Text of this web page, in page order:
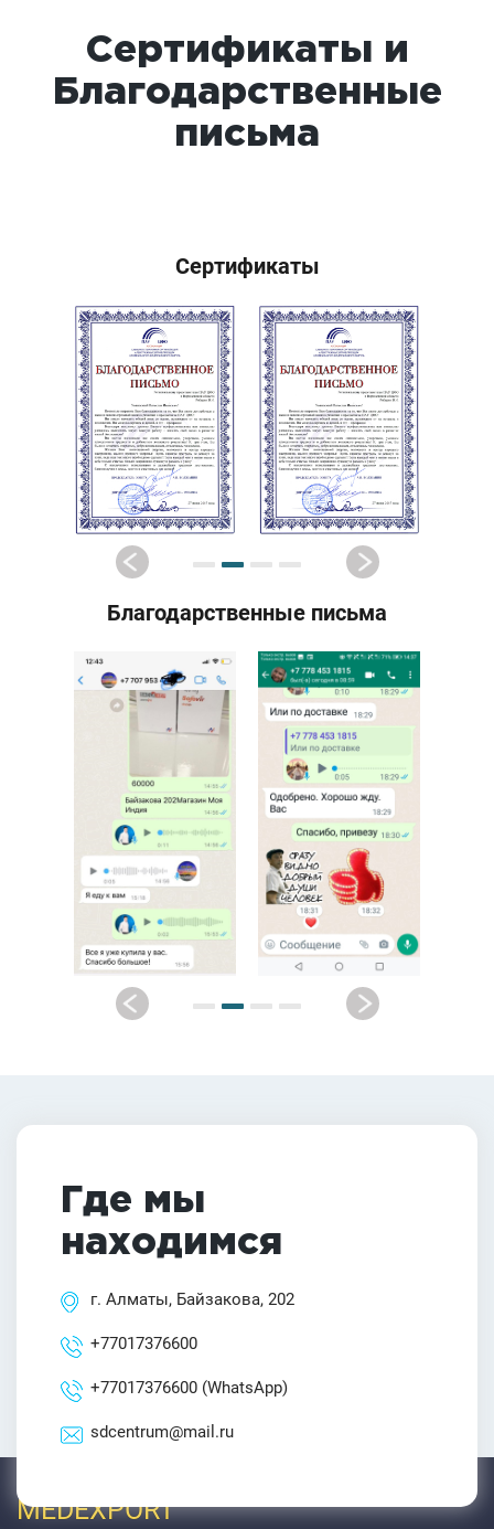
Сертификаты и
Благодарственные
письма
Cертификаты
Благодарственные письма
Где мы
находимся
г. Алматы, Байзакова, 202
+77017376600
+77017376600 (WhatsApp)
sdcentrum@mail.ru
MEDEXPORT